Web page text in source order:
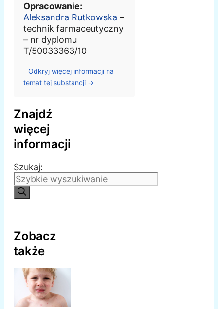
Opracowanie:
Aleksandra Rutkowska –
technik farmaceutyczny
– nr dyplomu
T/50033363/10
Odkryj więcej informacji na
temat tej substancji →
Znajdź
więcej
informacji
Szukaj:
Zobacz
także